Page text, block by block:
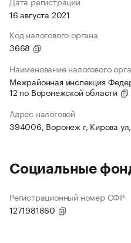
16 августа 2021
Код налогового органа
3668
Наименование налогового
Межрайонная инспекция
12 по Воронежской области
Адрес налоговой
394006, Воронеж г, Кирова
Социальные
Регистрационный номер СФР
1271981860